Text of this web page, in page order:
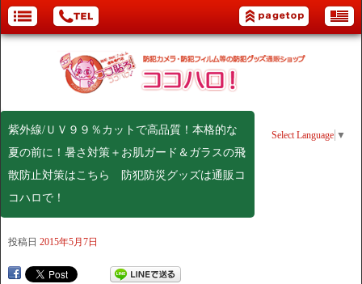
Select Language ▼
紫外線/ＵＶ９９％カットで高品質！本格的な
夏の前に！暑さ対策＋お肌ガード＆ガラスの飛
散防止対策はこちら 防犯防災グッズは通販コ
コハロで！
投稿日 2015年5月7日